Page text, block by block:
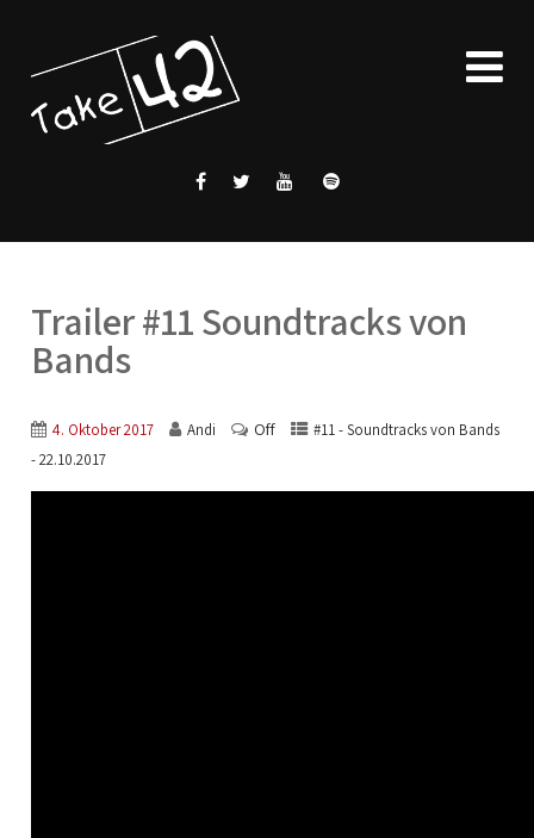
Trailer #11 Soundtracks von
Bands
4. Oktober 2017 Andi Off
#11 - Soundtracks von Bands
- 22.10.2017